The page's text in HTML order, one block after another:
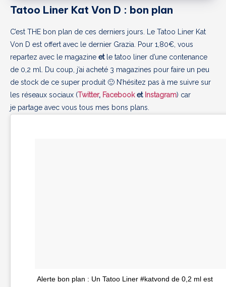
Tatoo Liner Kat Von D : bon plan
C’est THE bon plan de ces derniers jours. Le Tatoo Liner Kat
Von D est offert avec le dernier Grazia. Pour 1,80€, vous
repartez avec le magazine etle tatoo liner d’une contenance
de 0,2 ml. Du coup, j’ai acheté 3 magazines pour faire un peu
de stock de ce super produit 🙂 N’hésitez pas à me suivre sur
les réseaux sociaux (Twitter, Facebooket Instagram) car
je partage avec vous tous mes bons plans.
Alerte bon plan : Un Tatoo Liner #katvond de 0,2 ml est